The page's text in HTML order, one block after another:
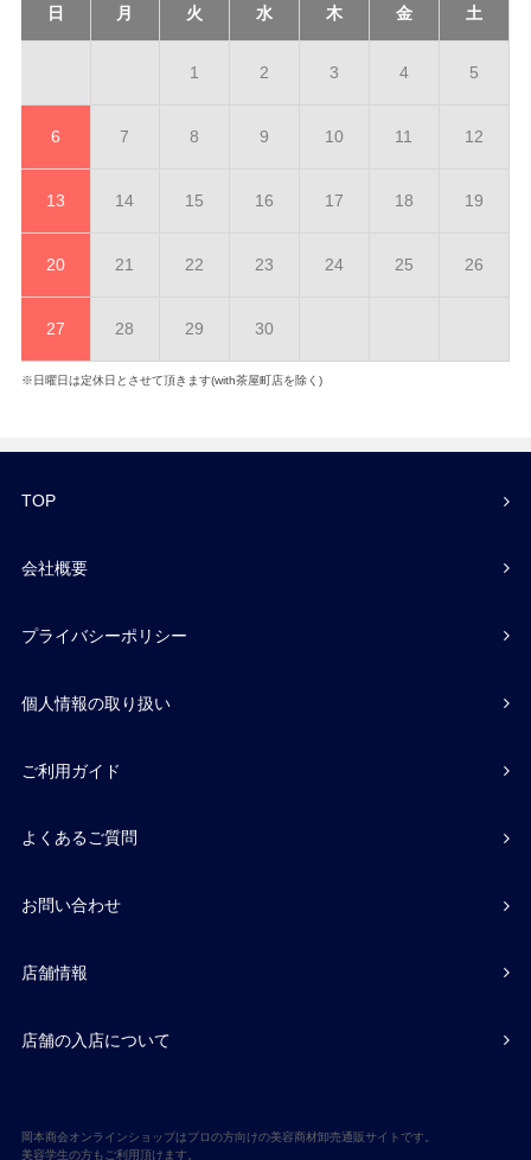
日 月 火 水 木 金 土
1 2 3 4 5
6 7 8 9 10 11 12
13 14 15 16 17 18 19
20 21 22 23 24 25 26
27 28 29 30
※日曜日は定休日とさせて頂きます(with茶屋町店を除く)
TOP
会社概要
プライバシーポリシー
個人情報の取り扱い
ご利用ガイド
よくあるご質問
お問い合わせ
店舗情報
店舗の入店について
岡本商会オンラインショップはプロの方向けの美容商材卸売通販サイトです。
美容学生の方もご利用頂けます。